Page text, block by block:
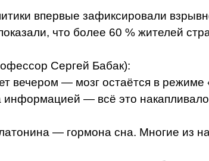
впервые зафиксировали
что более 60 % жителей
Сергей Бабак):
вечером — мозг остаётся в режиме
информацией — всё это
— гормона сна. Многие из